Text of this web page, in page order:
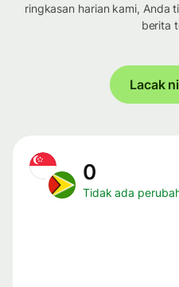
ringkasan harian kami, Anda
berita
Lacak
0
Tidak ada